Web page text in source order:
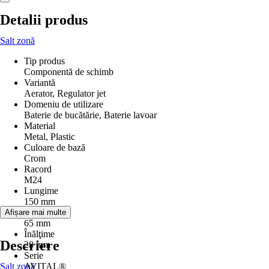
Detalii produs
Salt zonă
Tip produs
Componentă de schimb
Variantă
Aerator, Regulator jet
Domeniu de utilizare
Baterie de bucătărie, Baterie lavoar
Material
Metal, Plastic
Culoare de bază
Crom
Racord
M24
Lungime
150 mm
Lăţime
65 mm
Înălţime
28 mm
Serie
AVITAL®
Afișare mai multe
Descriere
Salt zonă